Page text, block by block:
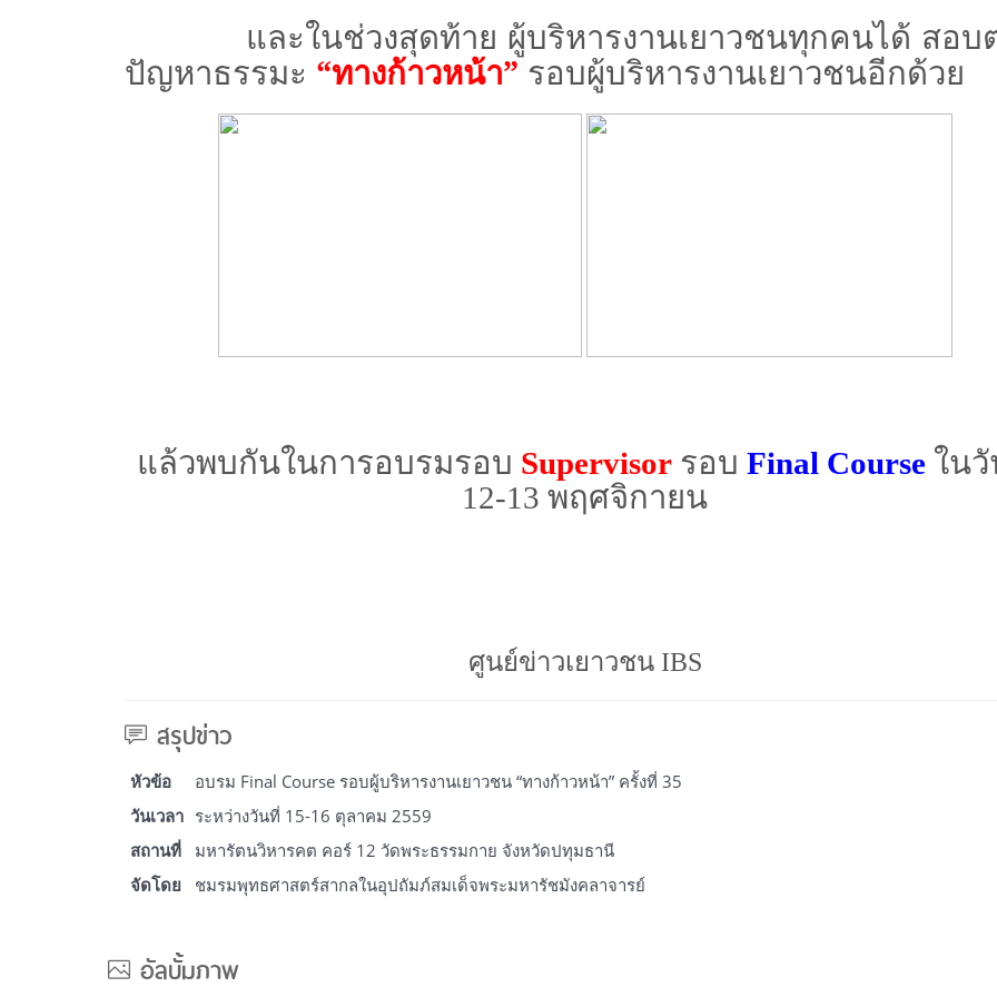
และในช่วงสุดท้าย ผู้บริหารงานเยาวชนทุกคนได้ สอบ
ปัญหาธรรมะ “ทางก้าวหน้า”รอบผู้บริหารงานเยาวชนอีกด้วย
แล้วพบกันในการอบรมรอบ Supervisor รอบFinal Course ใน
12-13พฤศจิกายน
ศูนย์ข่าวเยาวชน IBS
สรุปข่าว
หัวข้อ
อบรม Final Course รอบผู้บริหารงานเยาวชน “ทางก้าวหน้า” ครั้งที่ 35
วันเวลา ระหว่างวันที่ 15-16 ตุลาคม 2559
สถานที่
มหารัตนวิหารคต คอร์ 12 วัดพระธรรมกาย จังหวัดปทุมธานี
จัดโดย
ชมรมพุทธศาสตร์สากลในอุปถัมภ์สมเด็จพระมหารัชมังคลาจารย์
อัลบั้มภาพ